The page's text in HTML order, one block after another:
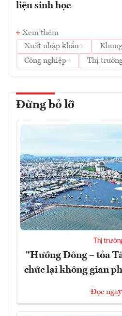
liệu sinh học
Xem thêm
Xuất nhập khẩu
Công nghiệp
Thị
Đừng bỏ lỡ
Thị
"Hướng Đông – tỏa
chức lại không gian
Đọc ngay